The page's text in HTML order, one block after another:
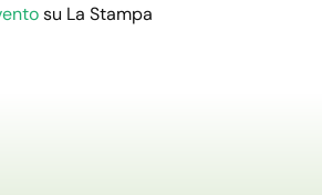
su La Stampa